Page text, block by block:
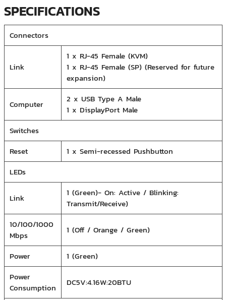
SPECIFICATIONS
Connectors
Link
1 x RJ-45 Female (KVM)
1 x RJ-45 Female (SP) (Reserved for future
expansion)
Computer
2 x USB Type A Male
1 x DisplayPort Male
Switches
Reset
1 x Semi-recessed Pushbutton
LEDs
Link
1 (Green)- On: Active / Blinking:
Transmit/Receive)
10/100/1000
Mbps
1 (Off / Orange / Green)
Power
1 (Green)
Power
Consumption
DC5V:4.16W:20BTU